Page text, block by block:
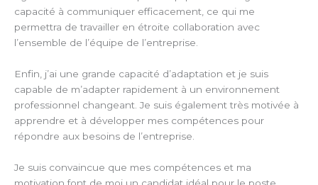
capacité à communiquer efficacement, ce qui me
permettra de travailler en étroite collaboration avec
l’ensemble de l’équipe de l’entreprise.
Enfin, j’ai une grande capacité d’adaptation et je suis
capable de m’adapter rapidement à un environnement
professionnel changeant. Je suis également très motivée à
apprendre et à développer mes compétences pour
répondre aux besoins de l’entreprise.
Je suis convaincue que mes compétences et ma